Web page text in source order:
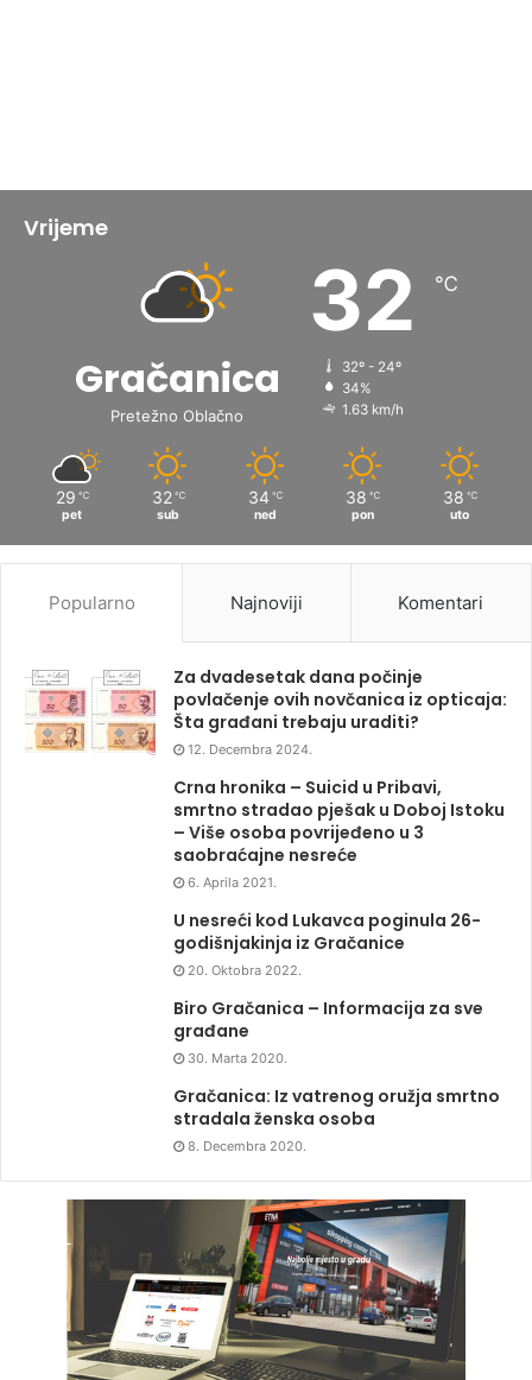
Vrijeme
Gračanica
Pretežno Oblačno
32 ℃
32º - 24º
34%
1.63 km/h
29 ℃
pet
32 ℃
sub
34 ℃
ned
38 ℃
pon
38 ℃
uto
Popularno Najnoviji Komentari
Za dvadesetak dana počinje
povlačenje ovih novčanica iz opticaja:
Šta građani trebaju uraditi?
12. Decembra 2024.
Crna hronika – Suicid u Pribavi,
smrtno stradao pješak u Doboj Istoku
– Više osoba povrijeđeno u 3
saobraćajne nesreće
6. Aprila 2021.
U nesreći kod Lukavca poginula 26-
godišnjakinja iz Gračanice
20. Oktobra 2022.
Biro Gračanica – Informacija za sve
građane
30. Marta 2020.
Gračanica: Iz vatrenog oružja smrtno
stradala ženska osoba
8. Decembra 2020.